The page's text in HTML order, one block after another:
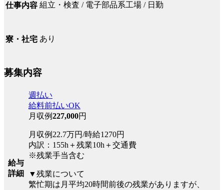
仕事内容 組立・検査 / 電子部品系工場 / 日勤
寮・社宅 あり
募集内容
給与
詳細
週払い
給料前払いOK
月収例227,000円
月収例22.7万円/時給1270円
内訳：155h＋残業10h＋交通費
※残業手当含む
▼残業について
繁忙期は月平均20時間前後の残業がありますが、